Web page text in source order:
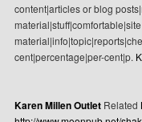
content|articles or blog
cent|percentage|per-cent|p.
Karen Millen Outlet Related